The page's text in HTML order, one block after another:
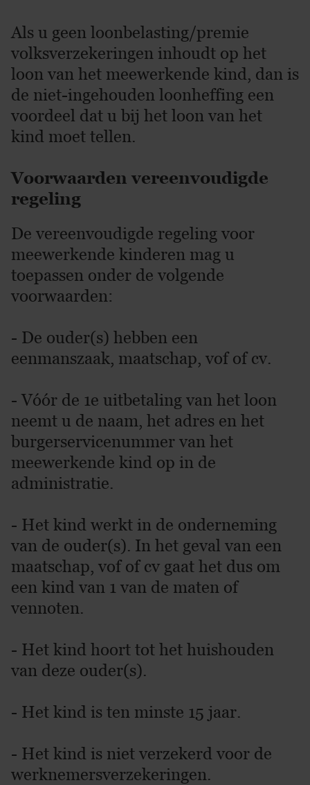
Als u geen loonbelasting/premie
volksverzekeringen inhoudt op het
loon van het meewerkende kind, dan is
de niet-ingehouden loonheffing een
voordeel dat u bij het loon van het
kind moet tellen.
Voorwaarden vereenvoudigde
regeling
De vereenvoudigde regeling voor
meewerkende kinderen mag u
toepassen onder de volgende
voorwaarden:
- De ouder(s) hebben een
eenmanszaak, maatschap, vof of cv.
- Vóór de 1e uitbetaling van het loon
neemt u de naam, het adres en het
burgerservicenummer van het
meewerkende kind op in de
administratie.
- Het kind werkt in de onderneming
van de ouder(s). In het geval van een
maatschap, vof of cv gaat het dus om
een kind van 1 van de maten of
vennoten.
- Het kind hoort tot het huishouden
van deze ouder(s).
- Het kind is ten minste 15 jaar.
- Het kind is niet verzekerd voor de
werknemersverzekeringen.